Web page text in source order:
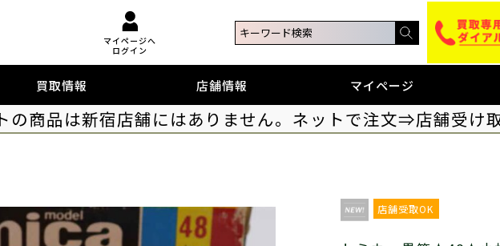
マイページへ
ログイン
買取情報 店舗情報 マイページ
の商品は新宿店舗にはありません。ネットで注文⇒店舗受け
店舗受取OK